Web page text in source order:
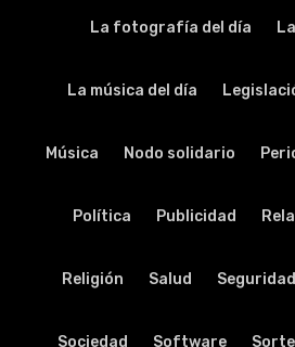
La fotografía del día
La música del día
Música Nodo solidario
Política Publicidad
Religión Salud Seguridad
Sociedad Software